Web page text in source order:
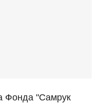
Фонда "Самрук